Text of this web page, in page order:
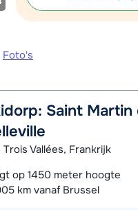
Foto's
Saint Martin
Trois Vallées, Frankrijk
op1450 meter hoogte
kmvanaf Brussel